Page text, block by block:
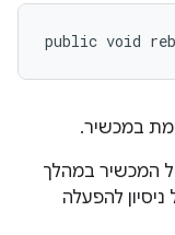
public void
במכשיר.
המכשיר במהלך
להפעלה